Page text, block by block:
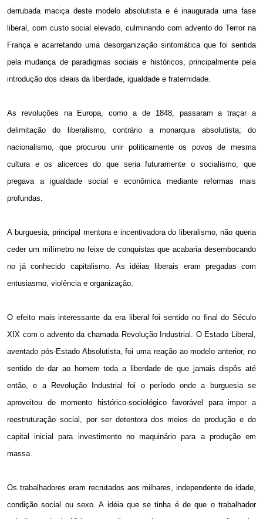
derrubada maciça deste modelo absolutista e é inaugurada uma fase
liberal, com custo social elevado, culminando com advento do Terror na
França e acarretando uma desorganização sintomática que foi sentida
pela mudança de paradigmas sociais e históricos, principalmente pela
introdução dos ideais da liberdade, igualdade e fraternidade.
As revoluções na Europa, como a de 1848, passaram a traçar a
delimitação do liberalismo, contrário a monarquia absolutista; do
nacionalismo, que procurou unir politicamente os povos de mesma
cultura e os alicerces do que seria futuramente o socialismo, que
pregava a igualdade social e econômica mediante reformas mais
profundas.
A burguesia, principal mentora e incentivadora do liberalismo, não queria
ceder um milímetro no feixe de conquistas que acabaria desembocando
no já conhecido capitalismo. As idéias liberais eram pregadas com
entusiasmo, violência e organização.
O efeito mais interessante da era liberal foi sentido no final do Século
XIX com o advento da chamada Revolução Industrial. O Estado Liberal,
aventado pós-Estado Absolutista, foi uma reação ao modelo anterior, no
sentido de dar ao homem toda a liberdade de que jamais dispôs até
então, e a Revolução Industrial foi o período onde a burguesia se
aproveitou de momento histórico-sociológico favorável para impor a
reestruturação social, por ser detentora dos meios de produção e do
capital inicial para investimento no maquinário para a produção em
massa.
Os trabalhadores eram recrutados aos milhares, independente de idade,
condição social ou sexo. A idéia que se tinha é de que o trabalhador